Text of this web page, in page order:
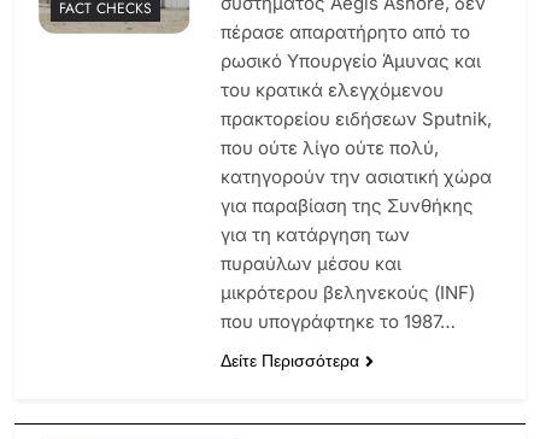
FACT CHECKS
πέρασε απαρατήρητο από το
ρωσικό Υπουργείο Άμυνας και
του κρατικά ελεγχόμενου
πρακτορείου ειδήσεων Sputnik,
που ούτε λίγο ούτε πολύ,
κατηγορούν την ασιατική χώρα
για παραβίαση της Συνθήκης
για τη κατάργηση των
πυραύλων μέσου και
μικρότερου βεληνεκούς (INF)
που υπογράφτηκε το 1987…
Δείτε Περισσότερα